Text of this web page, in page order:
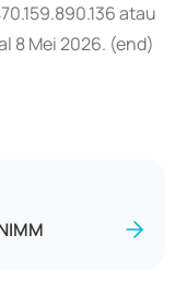
atau
8 Mei 2026. (end)